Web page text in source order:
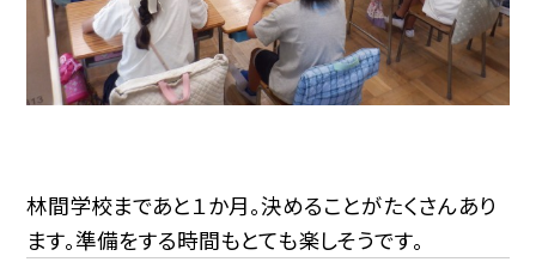
林間学校まであと１か月。決めることがたくさんあり
ます。準備をする時間もとても楽しそうです。